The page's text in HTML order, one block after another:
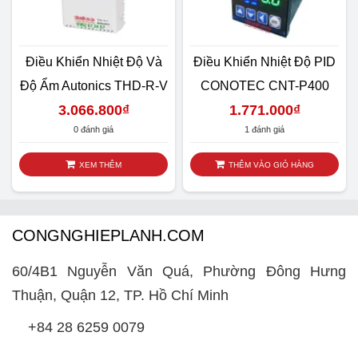
Điều Khiển Nhiệt Độ Và
Độ Ẩm Autonics THD-R-V
3.066.800₫
0 đánh giá
XEM THÊM
Điều Khiển Nhiệt Độ PID
CONOTEC CNT-P400
1.771.000₫
1 đánh giá
THÊM VÀO GIỎ HÀNG
CONGNGHIEPLANH.COM
60/4B1 Nguyễn Văn Quá, Phường Đông Hưng
Thuận, Quận 12, TP. Hồ Chí Minh
+84 28 6259 0079